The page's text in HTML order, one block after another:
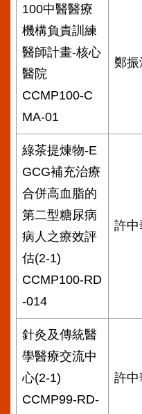
100中醫醫療
機構負責訓練
醫師計畫-核心
醫院
CCMP100-C
MA-01
鄭振
綠茶提煉物-E
GCG補充治療
合併高血脂的
第二型糖尿病
病人之療效評
估(2-1)
CCMP100-RD
-014
許中
針灸及傳統醫
學醫療交流中
心(2-1)
CCMP99-RD-
許中